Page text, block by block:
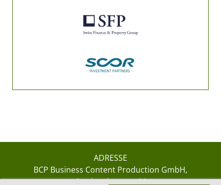
ADRESSE
BCP Business Content Production GmbH
Gotthardstrasse 38